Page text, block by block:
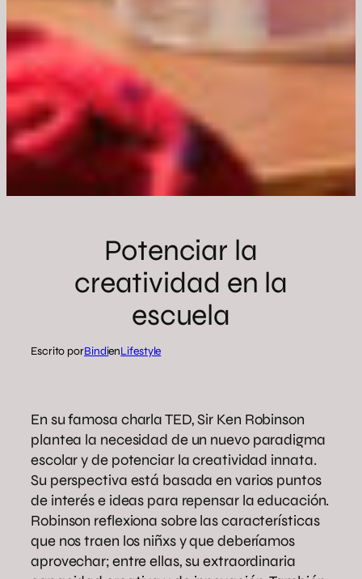
Potenciar la
creatividad en la
escuela
Escrito porBindienLifestyle
En su famosa charla TED, Sir Ken Robinson
plantea la necesidad de un nuevo paradigma
escolar y de potenciar la creatividad innata.
Su perspectiva está basada en varios puntos
de interés e ideas para repensar la educación.
Robinson reflexiona sobre las características
que nos traen los niñxs y que deberíamos
aprovechar; entre ellas, su extraordinaria